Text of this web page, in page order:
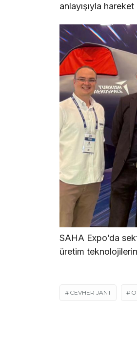
anlayışıyla
SAHA Expo’da
üretim
CEVHER JANT